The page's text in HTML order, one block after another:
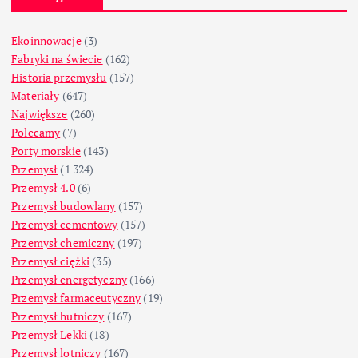
Ekoinnowacje(3)
Fabryki na świecie (162)
Historia przemysłu (157)
Materiały (647)
Największe (260)
Polecamy (7)
Porty morskie(143)
Przemysł (1 324)
Przemysł 4.0(6)
Przemysł budowlany (157)
Przemysł cementowy (157)
Przemysł chemiczny (197)
Przemysł ciężki (35)
Przemysł energetyczny (166)
Przemysł farmaceutyczny (19)
Przemysł hutniczy (167)
Przemysł Lekki (18)
Przemysł lotniczy (167)